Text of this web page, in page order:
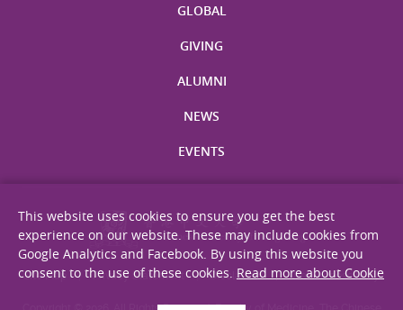
GLOBAL
GIVING
ALUMNI
NEWS
EVENTS
Site Map Privacy Statement Disclaimer Web Accessibility
This website uses cookies to ensure you get the best
experience on our website. These may include cookies from
Google Analytics and Facebook. By using this website you
consent to the use of these cookies. Read more about Cookie